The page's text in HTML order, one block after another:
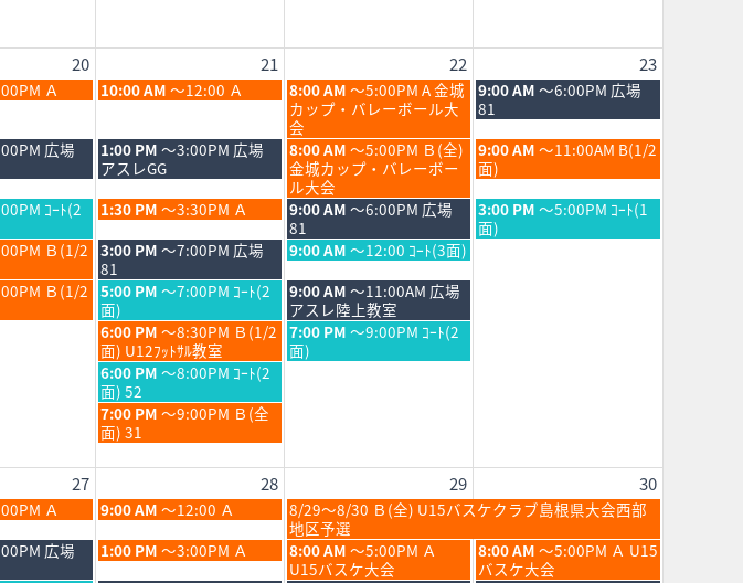
20 21 22 23
Ａ
金
曜
8
月
21st
2026
10:00 AM ～12:00 Ａ
土
曜
日,
8
月
22nd
2026
8:00 AM ～5:00PM A 金城
カップ・バレーボール大
会
日
曜
日,
8
月
23rd
2026
9:00 AM ～6:00PM 広場
81
広場
金
曜
日,
8
月
21st
2026
1:00 PM ～3:00PM 広場
アスレGG
土
曜
日,
8
月
22nd
2026
8:00 AM ～5:00PM Ｂ(全)
金城カップ・バレーボー
ル大会
日
曜
日,
8
月
23rd
9:00 AM ～11:00AM B(1/2
面)
ｺｰﾄ(2
金
曜
日,
8
月
21st
2026
1:30 PM ～3:30PM Ａ
土
曜
日,
8
月
22nd
2026
9:00 AM ～6:00PM 広場
81
日
曜
日,
3:00 PM ～5:00PM ｺｰﾄ(1
面)
Ｂ(1/2 金
曜
日,
8
月
21st
2026
3:00 PM ～7:00PM 広場
81
土
曜
日,
8
月
22nd
2026
9:00 AM ～12:00 ｺｰﾄ(3面)
Ｂ(1/2 金
曜
日,
8
月
21st
2026
5:00 PM ～7:00PM ｺｰﾄ(2
面)
土
曜
日,
8
月
9:00 AM ～11:00AM 広場
アスレ陸上教室
金
曜
日,
8
月
21st
2026
6:00 PM ～8:30PM Ｂ(1/2
面) U12ﾌｯﾄｻﾙ教室
土
曜
日,
7:00 PM ～9:00PM ｺｰﾄ(2
面)
金
曜
日,
8
月
21st
6:00 PM ～8:00PM ｺｰﾄ(2
面) 52
金
曜
日,
8
21st
2026
7:00 PM ～9:00PM Ｂ(全
面) 31
27 28 29 30
Ａ
金
曜
日,
8
9:00 AM ～12:00 Ａ
土
曜
日,
8
8/29～8/30 Ｂ(全) U15バスケクラブ島根県大会西部
地区予選
広場
金
曜
1:00 PM ～3:00PM Ａ
土
曜
8:00 AM ～5:00PM Ａ
U15バスケ大会
日
曜
8:00 AM ～5:00PM Ａ U15
バスケ大会